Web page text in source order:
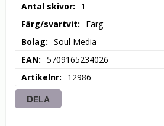
Antal skivor
1
Färg/svartvit
Färg
Bolag
Soul Media
EAN
5709165234026
Artikelnr
12986
DELA